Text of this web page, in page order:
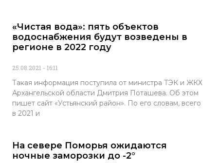
«Чистая вода»: пять объектов
водоснабжения будут возведены в
регионе в 2022 году
25.08.2021 16:11
Такая информация поступила от министра ТЭК и ЖКХ
Архангельской области Дмитрия Поташева. Об этом
пишет сайт «Устьянский район». По его словам, всего
в 2021 и
На севере Поморья ожидаются
ночные заморозки до -2°